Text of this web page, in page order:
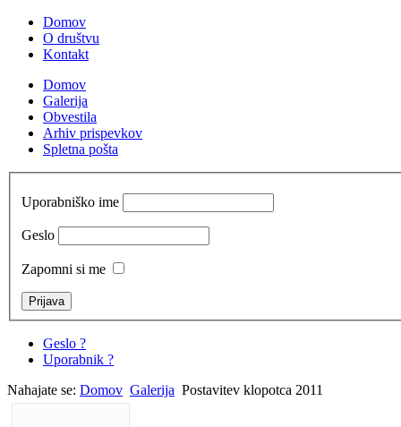
Domov
O društvu
Kontakt
Domov
Galerija
Obvestila
Arhiv prispevkov
Spletna pošta
Uporabniško ime
Geslo
Zapomni si me
Geslo ?
Uporabnik ?
Nahajate se: Domov Galerija Postavitev klopotca 2011